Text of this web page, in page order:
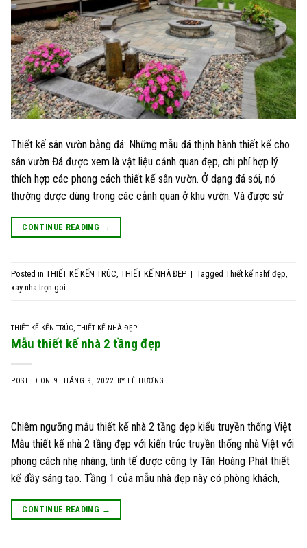
Thiết kế sân vườn bằng đá: Những mẫu đá thịnh hành thiết kế cho
sân vườn Đá được xem là vật liệu cảnh quan đẹp, chi phí hợp lý
thích hợp các phong cách thiết kế sân vườn. Ở dạng đá sỏi, nó
thường dược dùng trong các cảnh quan ở khu vườn. Và được sử
CONTINUE READING →
Posted in THIẾT KẾ KẾN TRÚC, THIẾT KẾ NHÀ ĐẸP | Tagged Thiết kế nahf đẹp,
xay nha trọn goi
THIẾT KẾ KẾN TRÚC, THIẾT KẾ NHÀ ĐẸP
Mẫu thiết kế nhà 2 tầng đẹp
POSTED ON 9 THÁNG 9, 2022 BY LÊ HƯƠNG
Chiêm ngưỡng mẫu thiết kế nhà 2 tầng đẹp kiểu truyền thống Việt
Mẫu thiết kế nhà 2 tầng đẹp với kiến trúc truyền thống nhà Việt với
phong cách nhẹ nhàng, tinh tế được công ty Tân Hoàng Phát thiết
kế đầy sáng tạo. Tầng 1 của mẫu nhà đẹp này có phòng khách,
CONTINUE READING →